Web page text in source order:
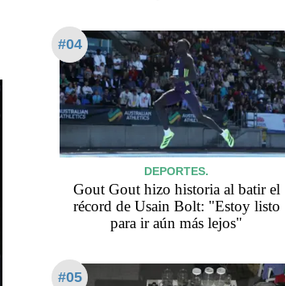
#04
DEPORTES.
Gout Gout hizo historia al batir el
récord de Usain Bolt: "Estoy listo
para ir aún más lejos"
#05